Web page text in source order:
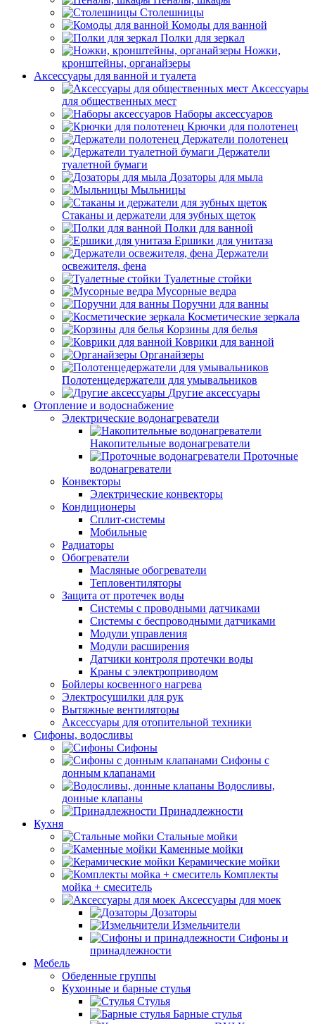
Столешницы
Комоды для ванной
Полки для зеркал
Ножки,
кронштейны, органайзеры
Аксессуары для ванной и туалета
Аксессуары
для общественных мест
Наборы аксессуаров
Крючки для полотенец
Держатели полотенец
Держатели
туалетной бумаги
Дозаторы для мыла
Мыльницы
Стаканы и держатели для зубных щеток
Полки для ванной
Ершики для унитаза
Держатели
освежителя, фена
Туалетные стойки
Мусорные ведра
Поручни для ванны
Косметические зеркала
Корзины для белья
Коврики для ванной
Органайзеры
Полотенцедержатели для умывальников
Другие аксессуары
Отопление и водоснабжение
Электрические водонагреватели
Накопительные водонагреватели
Проточные
водонагреватели
Конвекторы
Электрические конвекторы
Кондиционеры
Сплит-системы
Мобильные
Радиаторы
Обогреватели
Масляные обогреватели
Тепловентиляторы
Защита от протечек воды
Системы с проводными датчиками
Системы с беспроводными датчиками
Модули управления
Модули расширения
Датчики контроля протечки воды
Краны с электроприводом
Бойлеры косвенного нагрева
Электросушилки для рук
Вытяжные вентиляторы
Аксессуары для отопительной техники
Сифоны, водосливы
Сифоны
Сифоны с
донным клапанами
Водосливы,
донные клапаны
Принадлежности
Кухня
Стальные мойки
Каменные мойки
Керамические мойки
Комплекты
мойка + смеситель
Аксессуары для моек
Дозаторы
Измельчители
Сифоны и
принадлежности
Мебель
Обеденные группы
Кухонные и барные стулья
Стулья
Барные стулья